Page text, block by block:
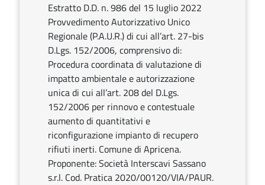
Estratto D.D. n. 986 del 15 luglio 2022
Provvedimento Autorizzativo Unico
Regionale (P.A.U.R.) di cui all’art. 27-bis
D.Lgs. 152/2006, comprensivo di:
Procedura coordinata di valutazione di
impatto ambientale e autorizzazione
unica di cui all’art. 208 del D.Lgs.
152/2006 per rinnovo e contestuale
aumento di quantitativi e
riconfigurazione impianto di recupero
rifiuti inerti. Comune di Apricena.
Proponente: Società Interscavi Sassano
s.r.l. Cod. Pratica 2020/00120/VIA/PAUR.